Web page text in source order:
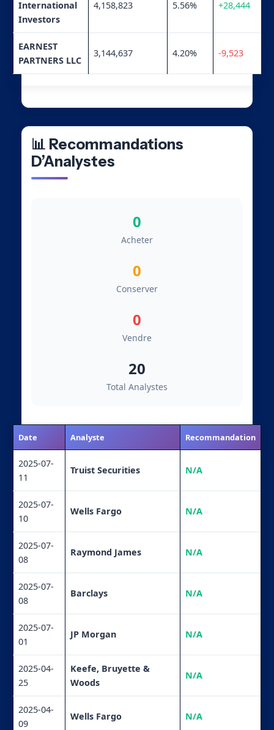
International
Investors
4,158,823 5.56% +28,444
EARNEST
PARTNERS LLC
3,144,637 4.20% -9,523
📊 Recommandations
D’Analystes
0
Acheter
0
Conserver
0
Vendre
20
Total Analystes
Date Analyste Recommandation
2025-07-
11
Truist Securities N/A
2025-07-
10
Wells Fargo N/A
2025-07-
08
Raymond James N/A
2025-07-
08
Barclays N/A
2025-07-
01
JP Morgan N/A
2025-04-
25
Keefe, Bruyette &
Woods
N/A
2025-04-
09
Wells Fargo N/A